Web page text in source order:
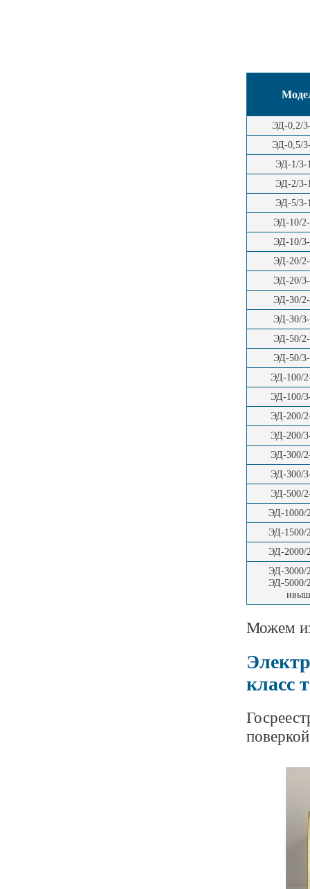
ЭД-0,2/
ЭД-0,5/
ЭД-1/
ЭД-2/
ЭД-5/
ЭД-10/
ЭД-10/
ЭД-20/
ЭД-20/
ЭД-30/
ЭД-30/
ЭД-50/
ЭД-50/
ЭД-100/
ЭД-100/
ЭД-200/
ЭД-200/
ЭД-300/
ЭД-300/
ЭД-500/
ЭД-1000/
ЭД-1500/
ЭД-2000/
ЭД-3000/
ЭД-5000/
Можем
класс